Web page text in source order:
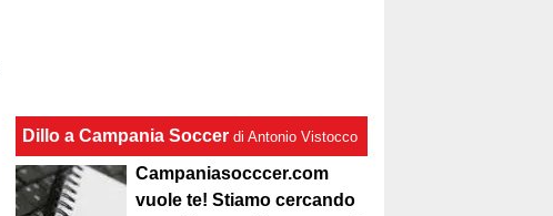
Dillo a Campania Soccer di Antonio Vistocco
Campaniasocccer.com
vuole te! Stiamo cercando